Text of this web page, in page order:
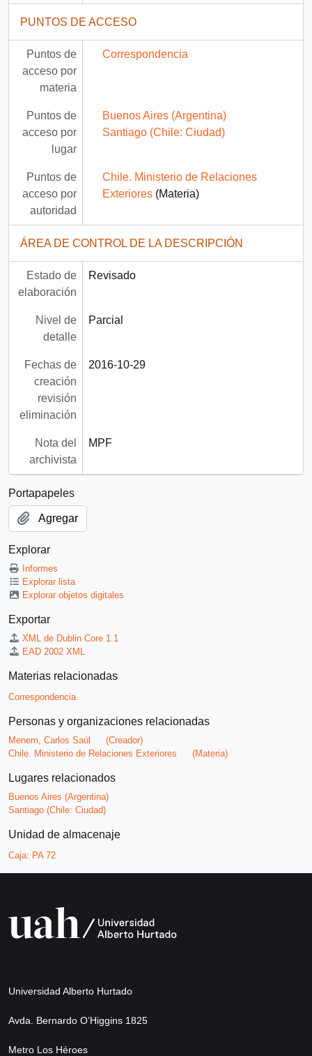
PUNTOS DE ACCESO
Puntos de
acceso por
materia
Correspondencia
Puntos de
acceso por
lugar
Buenos Aires (Argentina)
Santiago (Chile: Ciudad)
Puntos de
acceso por
autoridad
Chile. Ministerio de Relaciones
Exteriores(Materia)
ÁREA DE CONTROL DE LA DESCRIPCIÓN
Estado de
elaboración
Revisado
Nivel de
detalle
Parcial
Fechas de
creación
revisión
eliminación
2016-10-29
Nota del
archivista
MPF
Portapapeles
Agregar
Explorar
Informes
Explorar lista
Explorar objetos digitales
Exportar
XML de Dublin Core 1.1
EAD 2002 XML
Materias relacionadas
Correspondencia
Personas y organizaciones relacionadas
Menem, Carlos Saúl
(Creador)
Chile. Ministerio de Relaciones Exteriores
(Materia)
Lugares relacionados
Buenos Aires (Argentina)
Santiago (Chile: Ciudad)
Unidad de almacenaje
Caja: PA 72
Universidad Alberto Hurtado
Avda. Bernardo O’Higgins 1825
Metro Los Héroes